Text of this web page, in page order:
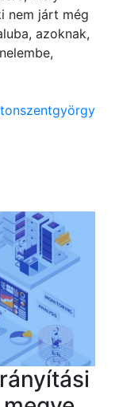
nem járt még
azoknak,